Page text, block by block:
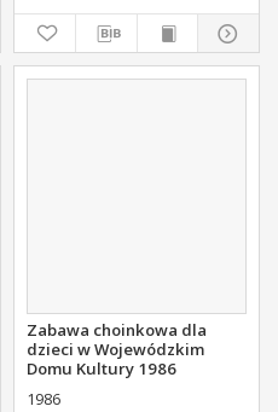
Zabawa choinkowa dla
dzieci w Wojewódzkim
Domu Kultury 1986
1986